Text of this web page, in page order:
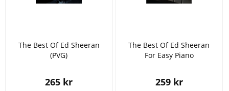
The Best Of Ed Sheeran
(PVG)
265 kr
The Best Of Ed Sheeran
For Easy Piano
259 kr